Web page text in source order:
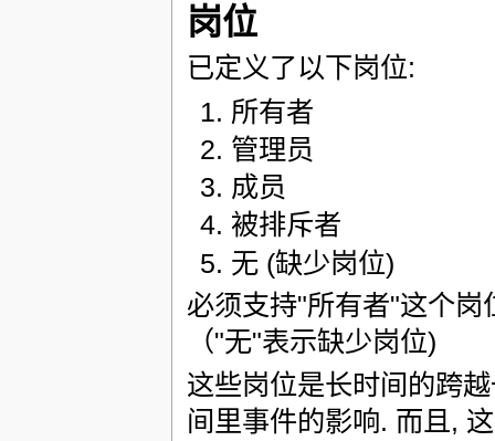
岗位
已定义了以下岗位:
所有者
管理员
成员
被排斥者
无 (缺少岗位)
必须支持"所有者"这个
（"无"表示缺少岗位)
这些岗位是长时间的跨
间里事件的影响. 而且,